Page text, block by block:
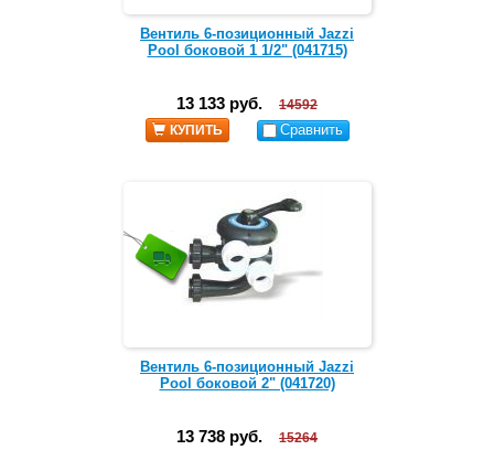
Вентиль 6-позиционный Jazzi
Pool боковой 1 1/2" (041715)
13 133 руб.
14592
КУПИТЬ
Сравнить
Вентиль 6-позиционный Jazzi
Pool боковой 2" (041720)
13 738 руб. 15264